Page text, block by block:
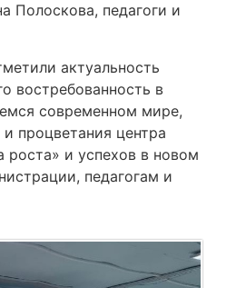
Полоскова, педагоги и
актуальность
востребованность в
современном мире,
процветания центра
роста» и успехов в новом
педагогам и